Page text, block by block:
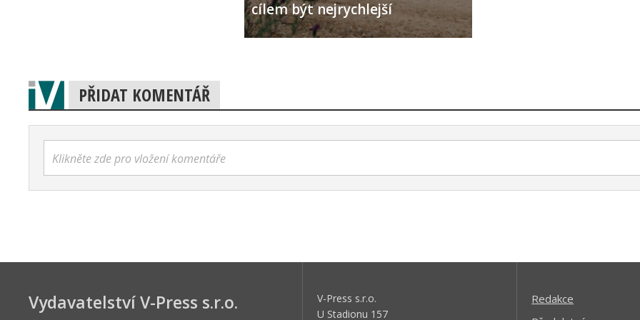
cílem být nejrychlejší
PŘIDAT KOMENTÁŘ
Klikněte zde pro vložení komentáře
Vydavatelství V-Press s.r.o.
V-Press s.r.o.
U Stadionu 157
Redakce